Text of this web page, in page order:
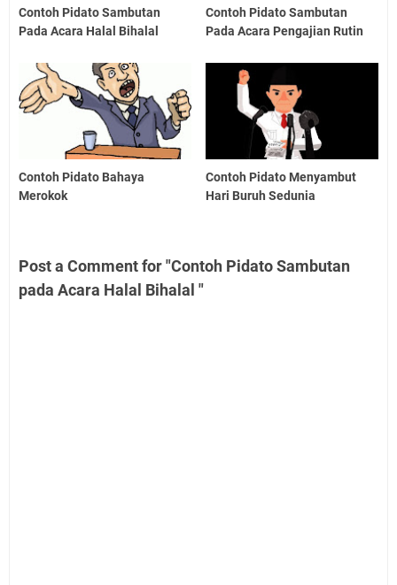
Contoh Pidato Sambutan
Pada Acara Halal Bihalal
Contoh Pidato Sambutan
Pada Acara Pengajian Rutin
Contoh Pidato Bahaya
Merokok
Contoh Pidato Menyambut
Hari Buruh Sedunia
Post a Comment for "Contoh Pidato Sambutan
pada Acara Halal Bihalal "